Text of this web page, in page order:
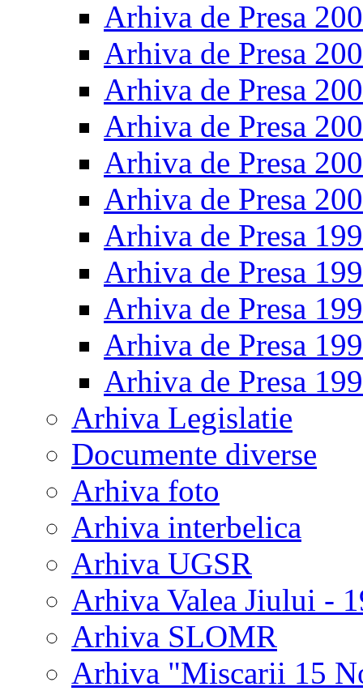
Arhiva de Presa
Arhiva de Presa
Arhiva de Presa
Arhiva de Presa
Arhiva de Presa
Arhiva de Presa
Arhiva de Presa
Arhiva de Presa
Arhiva de Presa
Arhiva de Presa
Arhiva de Presa
Arhiva Legislatie
Documente diverse
Arhiva foto
Arhiva interbelica
Arhiva UGSR
Arhiva Valea Jiului -
Arhiva SLOMR
Arhiva "Miscarii 15